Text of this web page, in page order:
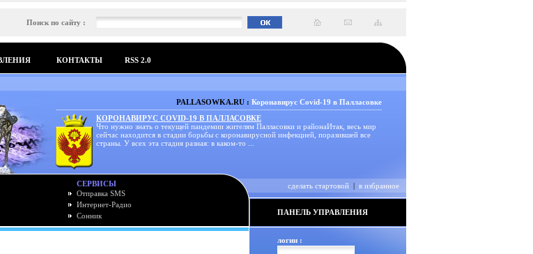
Поиск по сайту :
КОНТАКТЫ RSS 2.0
PALLASOWKA.RU : Коронавирус Covid-19 в Палласовке
КОРОНАВИРУС COVID-19 В ПАЛЛАСОВКЕ
Что нужно знать о текущей пандемии жителям Палласовки и районаИтак, весь мир
сейчас находится в стадии борьбы с коронавирусной инфекцией, поразившей все
страны. У всех эта стадия разная: в каком-то ...
СЕРВИСЫ
Отправка SMS
Интернет-Радио
Сонник
сделать стартовой | в избранное
ПАНЕЛЬ УПРАВЛЕНИЯ
логин :